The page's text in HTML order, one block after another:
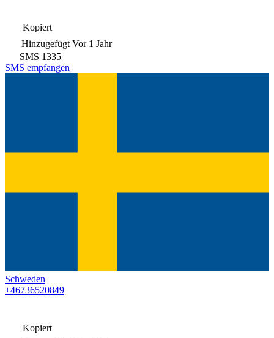
Kopiert
Hinzugefügt Vor 1 Jahr
SMS 1335
SMS empfangen
Schweden
+46736520849
Kopiert